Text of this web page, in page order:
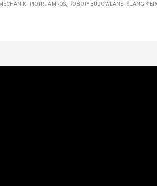
PIOTR JAMROS ROBOTY BUDOWLANE
SLANG